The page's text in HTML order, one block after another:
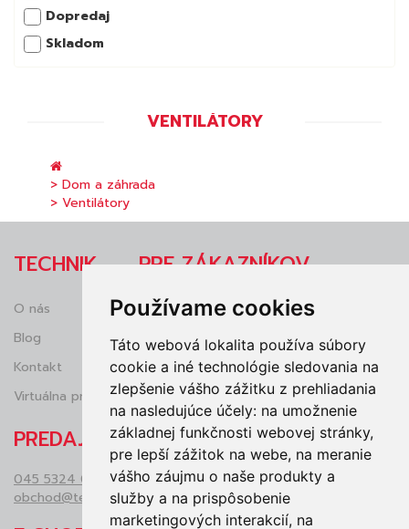
Používame cookies
Táto webová lokalita používa súbory
cookie a iné technológie sledovania na
zlepšenie vášho zážitku z prehliadania
na nasledujúce účely: na umožnenie
základnej funkčnosti webovej stránky,
pre lepší zážitok na webe, na meranie
vášho záujmu o naše produkty a
služby a na prispôsobenie
marketingových interakcií, na
Dopredaj
Skladom
VENTILÁTORY
> Dom a záhrada
> Ventilátory
TECHNIK
O nás
Blog
Kontakt
Virtuálna prehliadka
PRE ZÁKAZNÍKOV
Obchodné podmienky
Reklamácie
Ochrana osobných údajov (GDRP)
Vrátenie tovaru
PREDAJŇA
045 5324 050
obchod@technikzv.sk